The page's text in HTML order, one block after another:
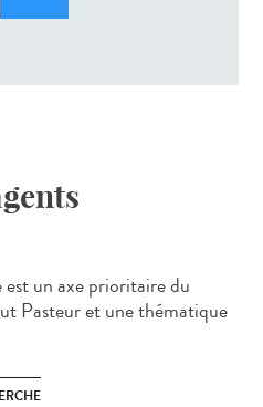
est un axe prioritaire du
Pasteur et une thématique